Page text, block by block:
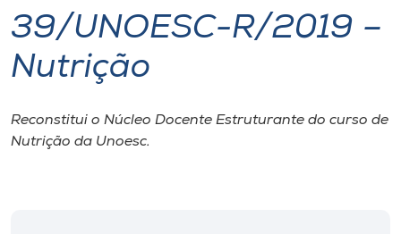
I.nova
Cultura
39/UNOESC-R/2019 –
Nutrição
Reconstitui o Núcleo Docente Estruturante do curso de
Nutrição da Unoesc.